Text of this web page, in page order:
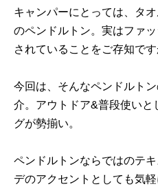
キャンパーにとっては、タ
のペンドルトン。実はファ
されていることをご存知です
今回は、そんなペンドルト
介。アウトドア&普段使いと
グが勢揃い。
ペンドルトンならではのテ
デのアクセントとしても気